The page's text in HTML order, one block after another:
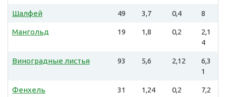
Шалфей 49 3,7 0,4 8
Мангольд 19 1,8 0,2
2,1
4
Виноградные листья 93 5,6 2,12
6,3
1
Фенхель 31 1,24 0,2
7,2